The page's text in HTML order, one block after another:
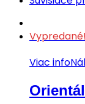
Vypredané!
Viac info